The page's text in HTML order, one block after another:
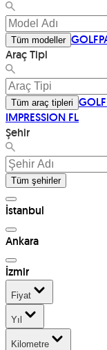
Tüm modeller GOLF
Araç Tipi
Tüm araç tipleri GOLF
IMPRESSION FL
Şehir
Tüm şehirler
İstanbul
Ankara
İzmir
Fiyat
Yıl
Kilometre